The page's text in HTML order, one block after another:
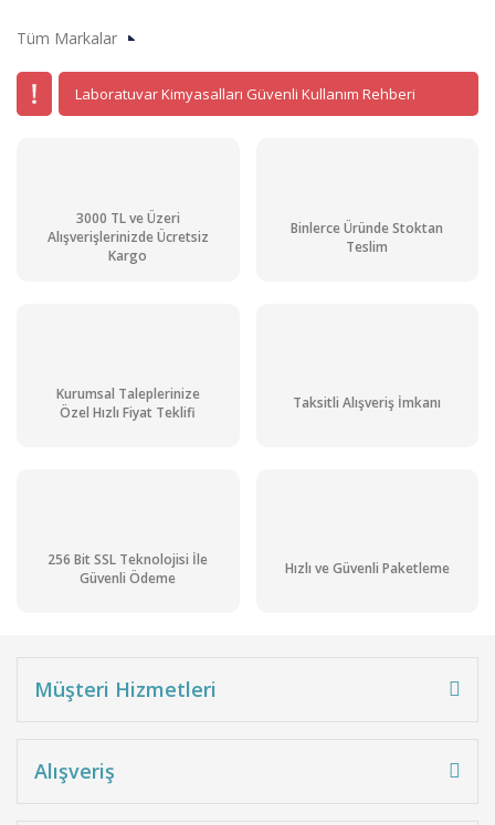
Tüm Markalar
Laboratuvar Kimyasalları Güvenli Kullanım Rehberi
3000 TL ve Üzeri
Alışverişlerinizde Ücretsiz
Kargo
Binlerce Üründe Stoktan
Teslim
Kurumsal Taleplerinize
Özel Hızlı Fiyat Teklifi
Taksitli Alışveriş İmkanı
256 Bit SSL Teknolojisi İle
Güvenli Ödeme
Hızlı ve Güvenli Paketleme
Müşteri Hizmetleri
Alışveriş